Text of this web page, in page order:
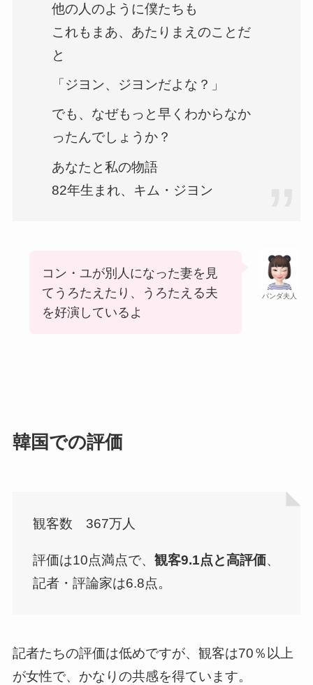
他の人のように僕たちも
これもまあ、あたりまえのことだ
と
「ジヨン、ジヨンだよな？」
でも、なぜもっと早くわからなか
ったんでしょうか？
あなたと私の物語
82年生まれ、キム・ジヨン
パンダ夫人
コン・ユが別人になった妻を見
てうろたえたり、うろたえる夫
を好演しているよ
韓国での評価
観客数 367万人
評価は10点満点で、観客9.1点と高評価、
記者・評論家は6.8点。
記者たちの評価は低めですが、観客は70％以上
が女性で、かなりの共感を得ています。